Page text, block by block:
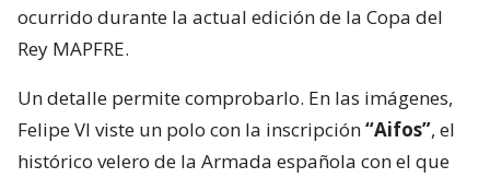
ocurrido durante la actual edición de la Copa del
Rey MAPFRE.
Un detalle permite comprobarlo. En las imágenes,
Felipe VI viste un polo con la inscripción“Aifos”, el
histórico velero de la Armada española con el que